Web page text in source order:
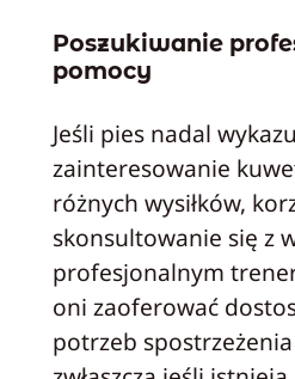
Poszukiwanie
pomocy
Jeśli pies nadal
zainteresowanie
różnych wysiłków,
skonsultowanie się z
profesjonalnym
oni zaoferować
potrzeb